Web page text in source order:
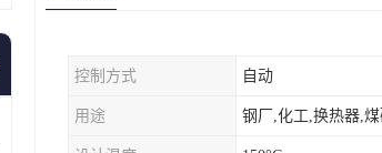
控制方式 自动
用途